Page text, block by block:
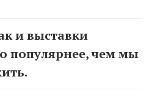
и выставки
популярнее, чем мы